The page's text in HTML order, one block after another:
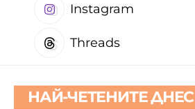
Instagram
Threads
НАЙ-ЧЕТЕНИТЕ ДНЕС